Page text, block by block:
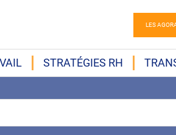
LES
STRATÉGIES RH